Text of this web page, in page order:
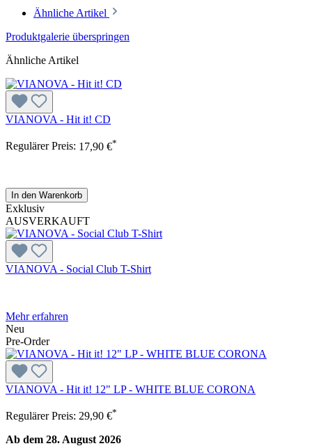
Ähnliche Artikel
Produktgalerie überspringen
Ähnliche Artikel
VIANOVA - Hit it! CD
Regulärer Preis: 17,90 €*
In den Warenkorb
Exklusiv
AUSVERKAUFT
VIANOVA - Social Club T-Shirt
Mehr erfahren
Neu
Pre-Order
VIANOVA - Hit it! 12" LP - WHITE BLUE CORONA
Regulärer Preis: 29,90 €*
Ab dem 28. August 2026